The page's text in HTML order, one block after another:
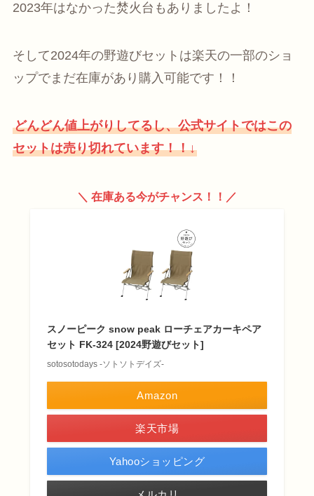
2023年はなかった焚火台もありましたよ！
そして2024年の野遊びセットは楽天の一部のショ
ップでまだ在庫があり購入可能です ！！
どんどん値上がりしてるし、公式サイトではこの
セットは売り切れています！！↓
＼ 在庫ある今がチャンス！！／
スノーピーク snow peak ローチェアカーキペア
セット FK-324 [2024野遊びセット]
sotosotodays -ソトソトデイズ-
Amazon
楽天市場
Yahooショッピング